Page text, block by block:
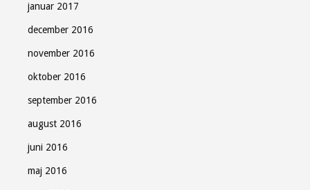
januar 2017
december 2016
november 2016
oktober 2016
september 2016
august 2016
juni 2016
maj 2016